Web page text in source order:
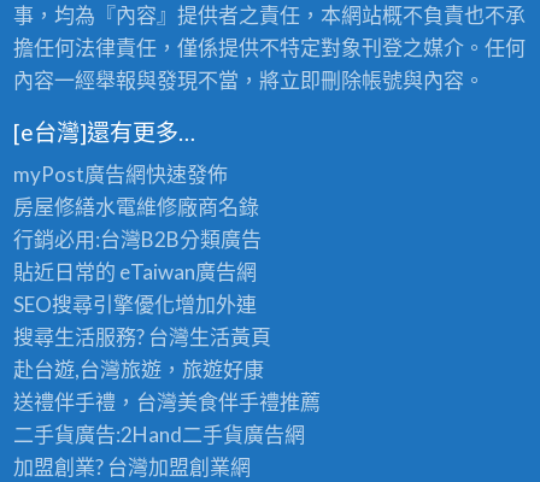
事，均為『內容』提供者之責任，本網站概不負責也不承
擔任何法律責任，僅係提供不特定對象刊登之媒介。任何
內容一經舉報與發現不當，將立即刪除帳號與內容。
[e台灣]還有更多…
myPost廣告網快速發佈
房屋修繕水電維修廠商名錄
行銷必用:台灣B2B分類廣告
貼近日常的 eTaiwan廣告網
SEO搜尋引擎優化增加外連
搜尋生活服務? 台灣生活黃頁
赴台遊,台灣旅遊，旅遊好康
送禮伴手禮，台灣美食伴手禮推薦
二手貨廣告:2Hand二手貨廣告網
加盟創業? 台灣加盟創業網